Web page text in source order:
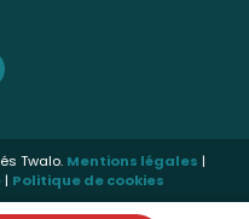
Twalo. Mentions légales |
| Politique de cookies